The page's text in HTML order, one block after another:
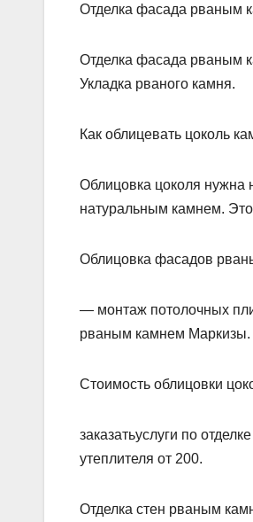
Отделка фасада рваным
Отделка фасада рваным
Укладка рваного камня.
Как облицевать цоколь
Облицовка цоколя нужна
натуральным камнем.
Облицовка фасадов
— монтаж потолочных
рваным камнем Маркизы.
Cтоимость облицовки
заказатьуслуги по
утеплителя от 200.
Отделка стен рваным